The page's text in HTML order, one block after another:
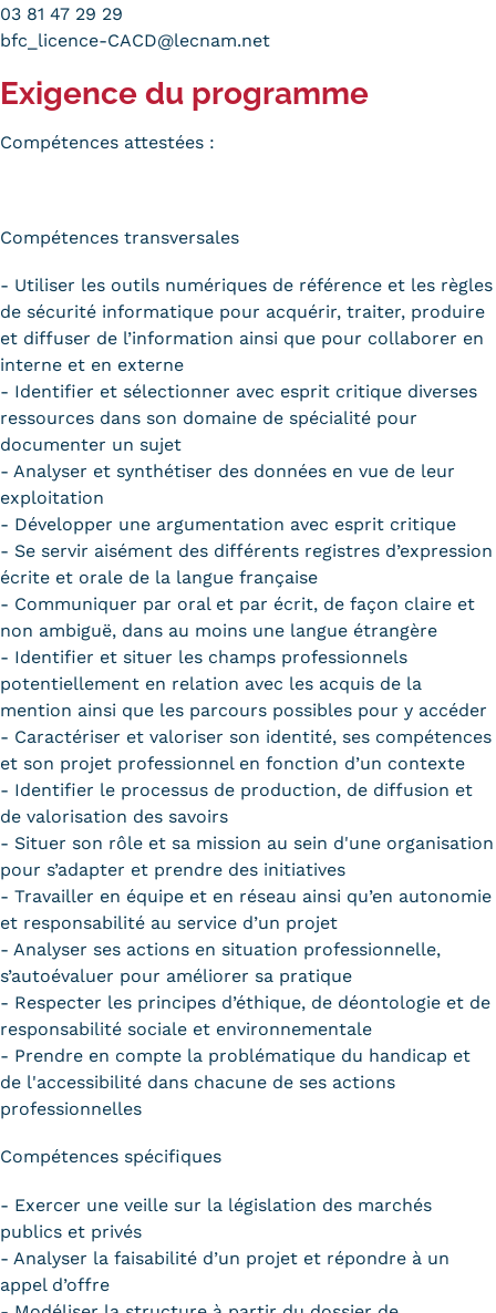
03 81 47 29 29
bfc_licence-CACD@lecnam.net
Exigence du programme
Compétences attestées :
Compétences transversales
- Utiliser les outils numériques de référence et les règles
de sécurité informatique pour acquérir, traiter, produire
et diffuser de l’information ainsi que pour collaborer en
interne et en externe
- Identifier et sélectionner avec esprit critique diverses
ressources dans son domaine de spécialité pour
documenter un sujet
- Analyser et synthétiser des données en vue de leur
exploitation
- Développer une argumentation avec esprit critique
- Se servir aisément des différents registres d’expression
écrite et orale de la langue française
- Communiquer par oral et par écrit, de façon claire et
non ambiguë, dans au moins une langue étrangère
- Identifier et situer les champs professionnels
potentiellement en relation avec les acquis de la
mention ainsi que les parcours possibles pour y accéder
- Caractériser et valoriser son identité, ses compétences
et son projet professionnel en fonction d’un contexte
- Identifier le processus de production, de diffusion et
de valorisation des savoirs
- Situer son rôle et sa mission au sein d'une organisation
pour s’adapter et prendre des initiatives
- Travailler en équipe et en réseau ainsi qu’en autonomie
et responsabilité au service d’un projet
- Analyser ses actions en situation professionnelle,
s’autoévaluer pour améliorer sa pratique
- Respecter les principes d’éthique, de déontologie et de
responsabilité sociale et environnementale
- Prendre en compte la problématique du handicap et
de l'accessibilité dans chacune de ses actions
professionnelles
Compétences spécifiques
- Exercer une veille sur la législation des marchés
publics et privés
- Analyser la faisabilité d’un projet et répondre à un
appel d’offre